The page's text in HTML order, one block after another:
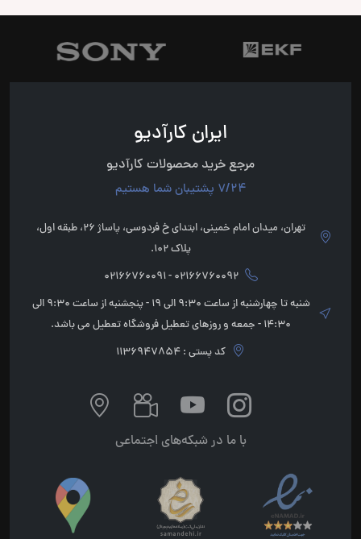
ایران کارآدیو
مرجع خرید محصولات کارآدیو
7/24 پشتیبان شما هستیم
تهران، میدان امام خمینی، ابتدای خ فردوسی، پاساژ 26، طبقه اول،
پلاک 102.
02166760092 - 02166760091
شنبه تا چهارشنبه از ساعت 9:30 الی 19 - پنجشنبه از ساعت 9:30 الی
14:30 - جمعه و روزهای تعطیل فروشگاه تعطیل می باشد.
کد پستی : 1136947854
با ما در شبکه‌های اجتماعی